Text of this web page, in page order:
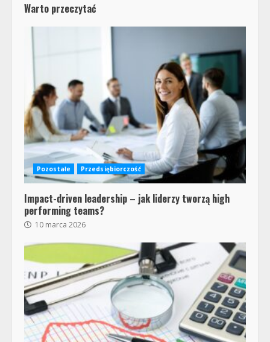
Warto przeczytać
Pozostałe Przedsiębiorczość
Impact-driven leadership – jak liderzy tworzą high
performing teams?
10 marca 2026